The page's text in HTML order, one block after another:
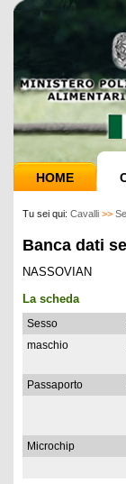
HOME
Tu sei qui: Cavalli >>
Banca dati
NASSOVIAN
La scheda
Sesso
maschio
Passaporto
Microchip